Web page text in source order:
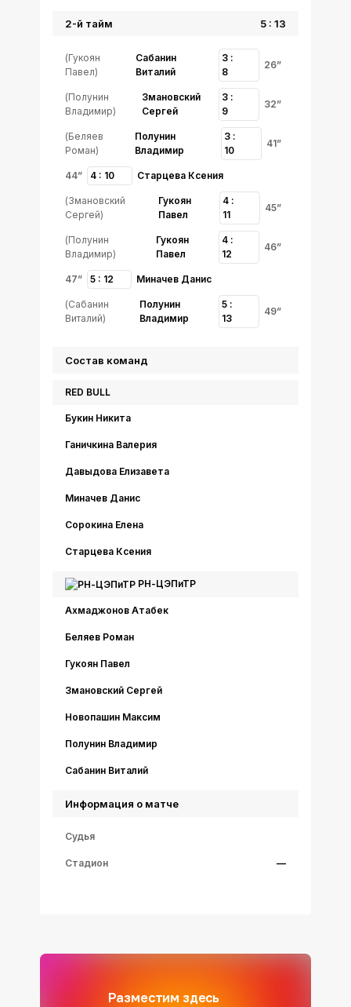
26”
3 :
8
Сабанин
Виталий
(Гукоян
Павел)
32”
3 :
9
Змановский
Сергей
(Полунин
Владимир)
41”
3 :
10
Полунин
Владимир
(Беляев
Роман)
44” 4 : 10 Старцева Ксения
45”
4 :
11
Гукоян
Павел
(Змановский
Сергей)
46”
4 :
12
Гукоян
Павел
(Полунин
Владимир)
47” 5 : 12 Миначев Данис
49”
5 :
13
Полунин
Владимир
(Сабанин
Виталий)
2-й тайм 5 : 13
Состав команд
RED BULL
Букин Никита
Ганичкина Валерия
Давыдова Елизавета
Миначев Данис
Сорокина Елена
Старцева Ксения
РН-ЦЭПиТР
Ахмаджонов Атабек
Беляев Роман
Гукоян Павел
Змановский Сергей
Новопашин Максим
Полунин Владимир
Сабанин Виталий
Информация о матче
Судья
Стадион —
Разместим здесь